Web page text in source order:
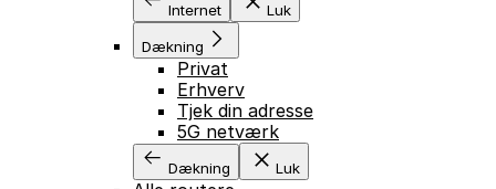
Internet Luk
Dækning
Privat
Erhverv
Tjek din adresse
5G netværk
Dækning Luk